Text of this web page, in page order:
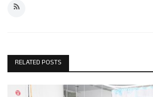
RELATED POSTS